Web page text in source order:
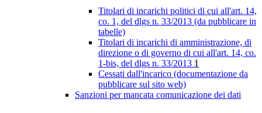
Titolari di incarichi politici di cui all'art. 14,
co. 1, del dlgs n. 33/2013 (da pubblicare in
tabelle)
Titolari di incarichi di amministrazione, di
direzione o di governo di cui all'art. 14, co.
1-bis, del dlgs n. 33/2013 1
Cessati dall'incarico (documentazione da
pubblicare sul sito web)
Sanzioni per mancata comunicazione dei dati